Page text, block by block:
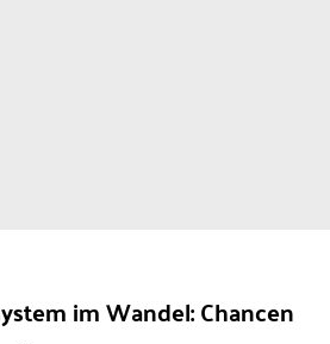
im Wandel: Chancen